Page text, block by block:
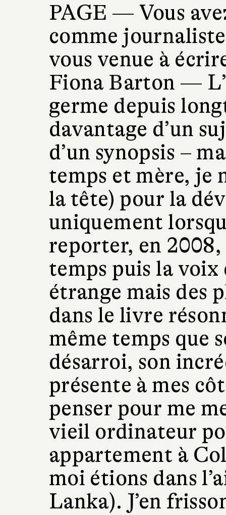
PAGE — Vous
comme
vous venue à
Fiona Barton —
germe depuis
davantage d’un
d’un synopsis –
temps et mère, je
la tête) pour la
uniquement
reporter, en 2008,
temps puis la voix
étrange mais des
dans le livre
même temps que
désarroi, son
présente à mes
penser pour me
vieil ordinateur
appartement à
moi étions dans
Lanka). J’en